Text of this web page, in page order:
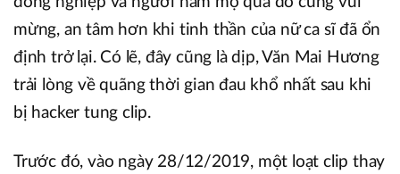
mừng, an tâm hơn khi tinh thần của nữ ca sĩ đã ổn
định trở lại. Có lẽ, đây cũng là dịp, Văn Mai Hương
trải lòng về quãng thời gian đau khổ nhất sau khi
bị hacker tung clip.
Trước đó, vào ngày 28/12/2019, một loạt clip thay